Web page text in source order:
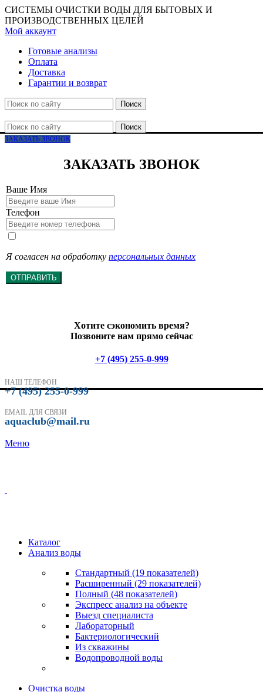
СИСТЕМЫ ОЧИСТКИ ВОДЫ ДЛЯ БЫТОВЫХ И
ПРОИЗВОДСТВЕННЫХ ЦЕЛЕЙ
Мой аккаунт
Готовые анализы
Оплата
Доставка
Гарантии и возврат
Поиск
Поиск
ЗАКАЗАТЬ ЗВОНОК
ЗАКАЗАТЬ ЗВОНОК
Ваше Имя
Телефон
Я согласен на обработку персональных данных
ОТПРАВИТЬ
Хотите сэкономить время?
Позвоните нам прямо сейчас
+7 (495) 255-0-999
НАШ ТЕЛЕФОН
+7 (495) 255-0-999
EMAIL ДЛЯ СВЯЗИ
aquaclub@mail.ru
Меню
Каталог
Анализ воды
Стандартный (19 показателей)
Расширенный (29 показателей)
Полный (48 показателей)
Экспресс анализ на объекте
Выезд специалиста
Лабораторный
Бактериологический
Из скважины
Водопроводной воды
Очистка воды